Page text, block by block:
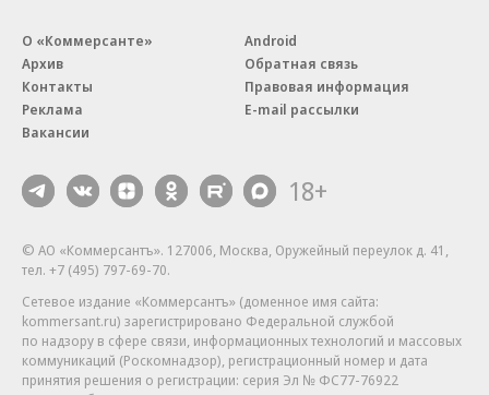
О «Коммерсанте»
Архив
Контакты
Реклама
Вакансии
Android
Обратная связь
Правовая информация
E-mail рассылки
18+
© АО «Коммерсантъ». 127006, Москва, Оружейный переулок д. 41,
тел. +7 (495) 797-69-70.
Сетевое издание «Коммерсантъ» (доменное имя сайта:
kommersant.ru) зарегистрировано Федеральной службой
по надзору в сфере связи, информационных технологий и массовых
коммуникаций (Роскомнадзор), регистрационный номер и дата
принятия решения о регистрации: серия Эл № ФС77-76922